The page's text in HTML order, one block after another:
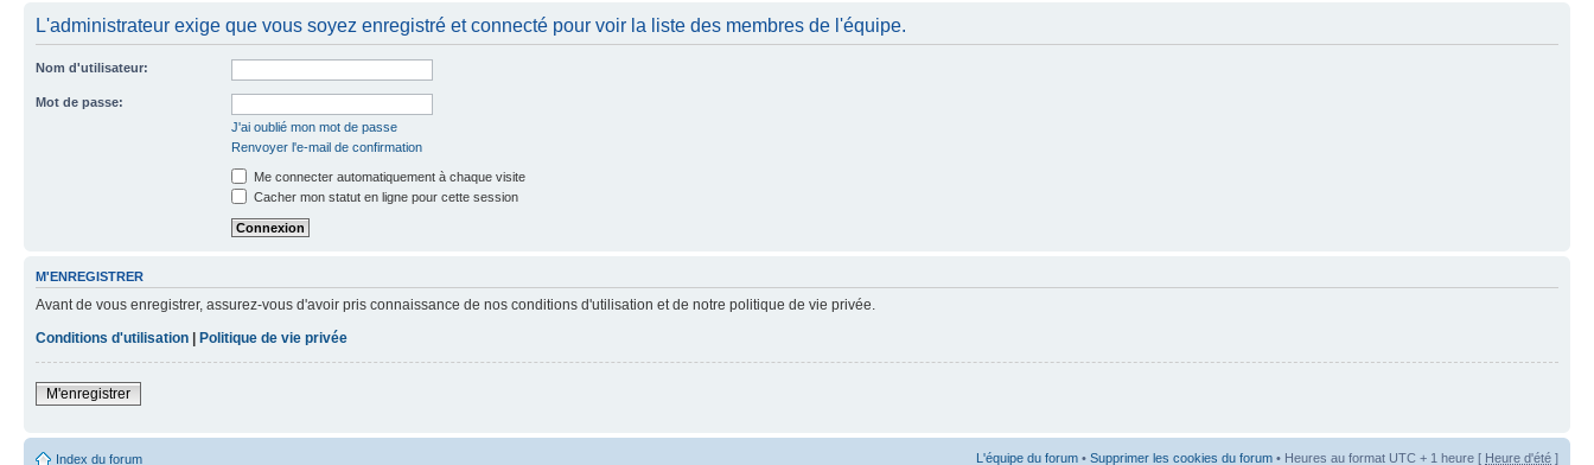
L'administrateur exige que vous soyez enregistré et connecté pour voir la liste des membres de l'équipe.
Nom d'utilisateur:
Mot de passe:
J'ai oublié mon mot de passe
Renvoyer l'e-mail de confirmation
Me connecter automatiquement à chaque visite
Cacher mon statut en ligne pour cette session
M'ENREGISTRER
Avant de vous enregistrer, assurez-vous d'avoir pris connaissance de nos conditions d'utilisation et de notre politique de vie privée.
Conditions d'utilisation | Politique de vie privée
M'enregistrer
Index du forum L'équipe du forum • Supprimer les cookies du forum • Heures au format UTC + 1 heure [ Heure d'été ]